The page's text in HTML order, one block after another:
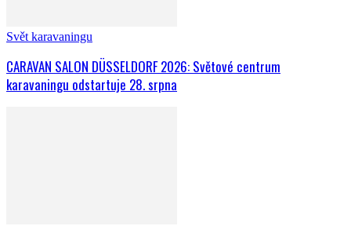
Svět karavaningu
CARAVAN SALON DÜSSELDORF 2026: Světové centrum
karavaningu odstartuje 28. srpna